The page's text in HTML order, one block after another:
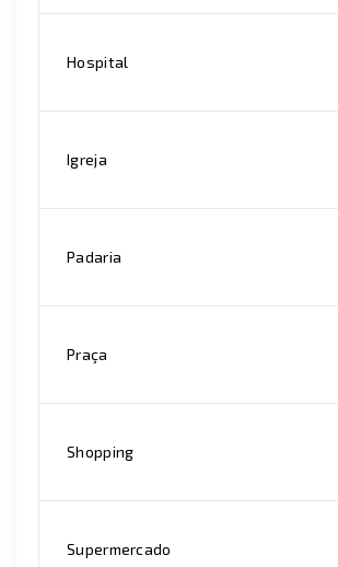
Hospital
Igreja
Padaria
Praça
Shopping
Supermercado